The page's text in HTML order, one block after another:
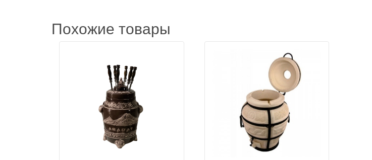
Похожие товары